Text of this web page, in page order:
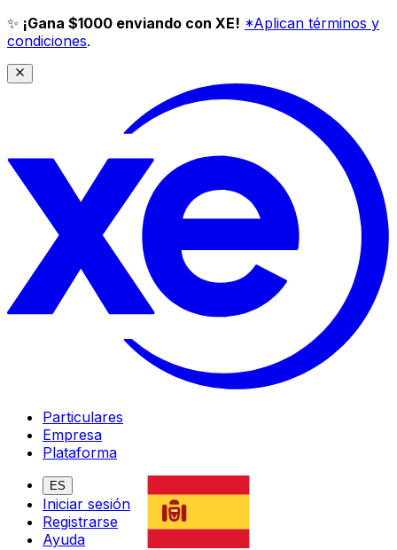
✨ ¡Gana $1000 enviando con XE! *Aplican términos y
condiciones.
Particulares
Empresa
Plataforma
ES
Iniciar sesión
Registrarse
Ayuda